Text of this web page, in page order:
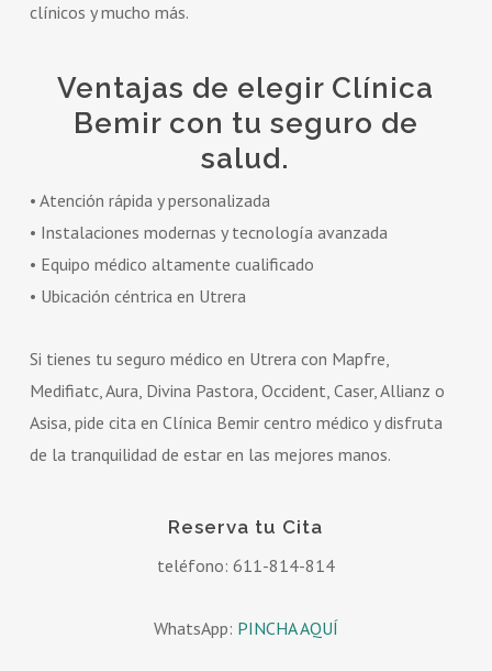
clínicos y mucho más.
Ventajas de elegir Clínica
Bemir con tu seguro de
salud.
• Atención rápida y personalizada
• Instalaciones modernas y tecnología avanzada
• Equipo médico altamente cualificado
• Ubicación céntrica en Utrera
Si tienes tu seguro médico en Utrera con Mapfre,
Medifiatc, Aura, Divina Pastora, Occident, Caser, Allianz o
Asisa, pide cita en Clínica Bemir centro médico y disfruta
de la tranquilidad de estar en las mejores manos.
Reserva tu Cita
teléfono: 611-814-814
WhatsApp: PINCHA AQUÍ